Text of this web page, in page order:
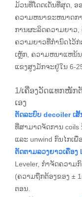
ມ້ວນທີ່ໂດດເດັ່ນທີ່ສຸດ,
ຄວາມຫນາຂະຫນາດກ
ການຜະລິດຄວາມຍາວ
ຄວາມຍາວທີ່ກໍານົດໄວ້
ເຫຼັກ, ຄວາມຫນາແຫນ້
ແຂງສູງມັກຈະຢູ່ໃນ 6-
1/ເຄື່ອງວັດແທກໜັກ
ເອງ
ຕັດລະບົບ decoiler ເ
ທີ່ສາມາດຈັດການ
ແລະ unwind ກົນໄກເ
ຕັດຕາມລວງຍາວເຄື່ອງ
Leveler, ກໍາຈັດຄວາ
(ຄວາມຖືກຕ້ອງຂອງ ±
ຕອນ.